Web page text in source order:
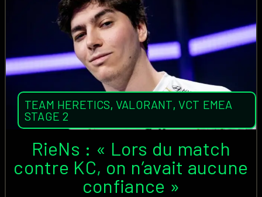
TEAM HERETICS,VALORANT,VCT EMEA
STAGE 2
RieNs : « Lors du match
contre KC, on n’avait aucune
confiance »